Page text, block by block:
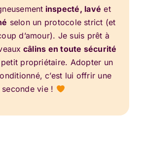
inspecté, lavé et
selon un protocole strict (et
d’amour). Je suis prêt à
câlins en toute sécurité
propriétaire. Adopter un
c’est lui offrir une
seconde vie !